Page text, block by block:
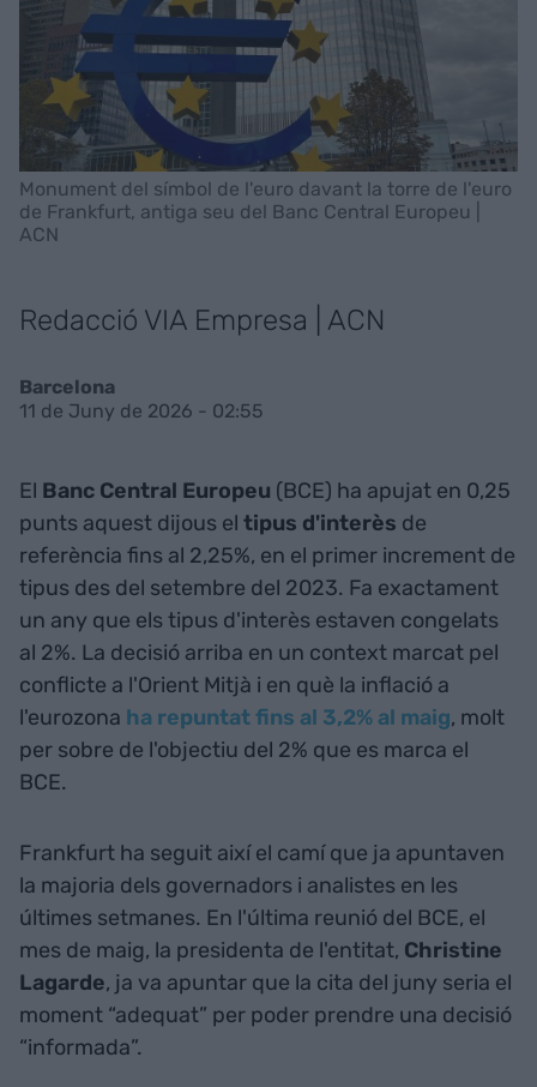
Monument del símbol de l'euro davant la torre de l'euro
de Frankfurt, antiga seu del Banc Central Europeu |
ACN
Redacció VIA Empresa | ACN
Barcelona
11 de Juny de 2026 - 02:55
El Banc Central Europeu (BCE) ha apujat en 0,25
punts aquest dijous el tipus d'interès de
referència fins al 2,25%, en el primer increment de
tipus des del setembre del 2023. Fa exactament
un any que els tipus d'interès estaven congelats
al 2%. La decisió arriba en un context marcat pel
conflicte a l'Orient Mitjà i en què la inflació a
l'eurozona ha repuntat fins al 3,2% al maig, molt
per sobre de l'objectiu del 2% que es marca el
BCE.
Frankfurt ha seguit així el camí que ja apuntaven
la majoria dels governadors i analistes en les
últimes setmanes. En l'última reunió del BCE, el
mes de maig, la presidenta de l'entitat, Christine
Lagarde, ja va apuntar que la cita del juny seria el
moment “adequat” per poder prendre una decisió
“informada”.